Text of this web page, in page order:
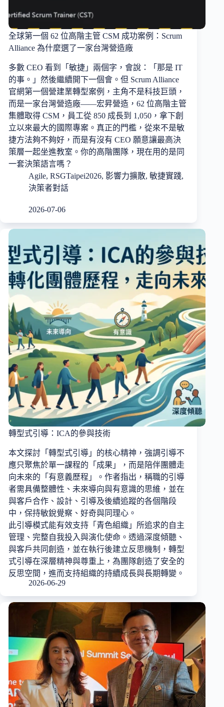
全球第一個 62 位高階主管 CSM 成功案例：Scrum
Alliance 為什麼選了一家台灣營造廠
多數 CEO 看到「敏捷」兩個字，會說：「那是 IT
的事。」然後繼續開下一個會。但 Scrum Alliance
官網第一個營建業轉型案例，主角不是科技巨頭，
而是一家台灣營造廠——宏昇營造，62 位高階主管
集體取得 CSM，員工從 850 成長到 1,050，拿下創
立以來最大的國際專案。真正的門檻，從來不是敏
捷方法夠不夠好，而是有沒有 CEO 願意讓最高決
策層一起坐進教室。你的高階團隊，現在用的是同
一套決策語言嗎？
Agile, RSGTaipei2026, 影響力擴散, 敏捷實踐,
決策者對話
2026-07-06
轉型式引導：ICA的參與技術
本文探討「轉型式引導」的核心精神，強調引導不
應只聚焦於單一課程的「成果」，而是陪伴團體走
向未來的「有意義歷程」。作者指出，稱職的引導
者需具備整體性、未來導向與有意識的思維，並在
與客戶合作、設計、引導及後續追蹤的各個階段
中，保持敏銳覺察、好奇與同理心。
此引導模式能有效支持「青色組織」所追求的自主
管理、完整自我投入與演化使命。透過深度傾聽、
與客戶共同創造，並在執行後建立反思機制，轉型
式引導在深層精神與尊重上，為團隊創造了安全的
反思空間，進而支持組織的持續成長與長期轉變。
2026-06-29